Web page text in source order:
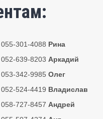
055-301-4088 Рина
052-639-8203 Аркадий
053-342-9985Олег
052-524-4419 Владислав
058-727-8457 Андрей